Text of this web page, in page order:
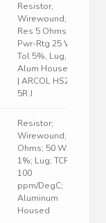
Resistor,
Wirewound,
Res 5 Ohms,
Pwr-Rtg 25 W,
Tol 5%, Lug,
Alum Housed
| ARCOL HS25
5R J
Resistor;
Wirewound; 3
Ohms; 50 W;
1%; Lug; TCR
100
ppm/DegC;
Aluminum
Housed